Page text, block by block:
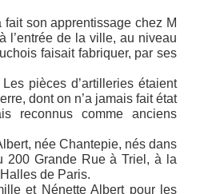
fait son apprentissage chez M
l’entrée de la ville, au niveau
faisait fabriquer, par ses
pièces d’artilleries étaient
dont on n’a jamais fait état
reconnus comme anciens
née Chantepie, nés dans
200 Grande Rue à Triel, à la
de Paris.
et Nénette Albert pour les